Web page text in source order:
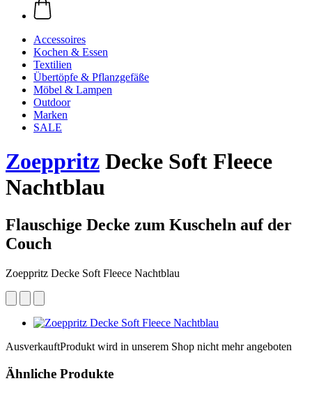
Accessoires
Kochen & Essen
Textilien
Übertöpfe & Pflanzgefäße
Möbel & Lampen
Outdoor
Marken
SALE
Zoeppritz Decke Soft Fleece
Nachtblau
Flauschige Decke zum Kuscheln auf der
Couch
Zoeppritz Decke Soft Fleece Nachtblau
AusverkauftProdukt wird in unserem Shop nicht mehr angeboten
Ähnliche Produkte